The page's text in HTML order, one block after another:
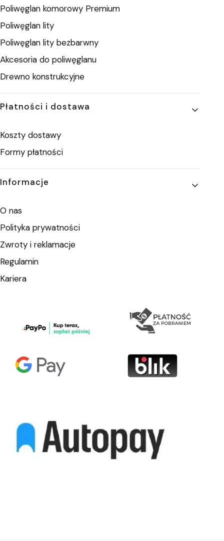
Poliwęglan komorowy Premium
Poliwęglan lity
Poliwęglan lity bezbarwny
Akcesoria do poliwęglanu
Drewno konstrukcyjne
Płatności i dostawa
Koszty dostawy
Formy płatności
Informacje
O nas
Polityka prywatności
Zwroty i reklamacje
Regulamin
Kariera